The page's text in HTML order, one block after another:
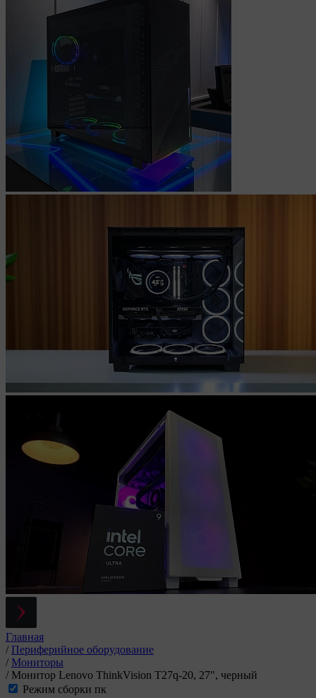
Главная
/ Периферийное оборудование
/ Мониторы
/ Монитор Lenovo ThinkVision T27q-20, 27", черный
Режим сборки пк